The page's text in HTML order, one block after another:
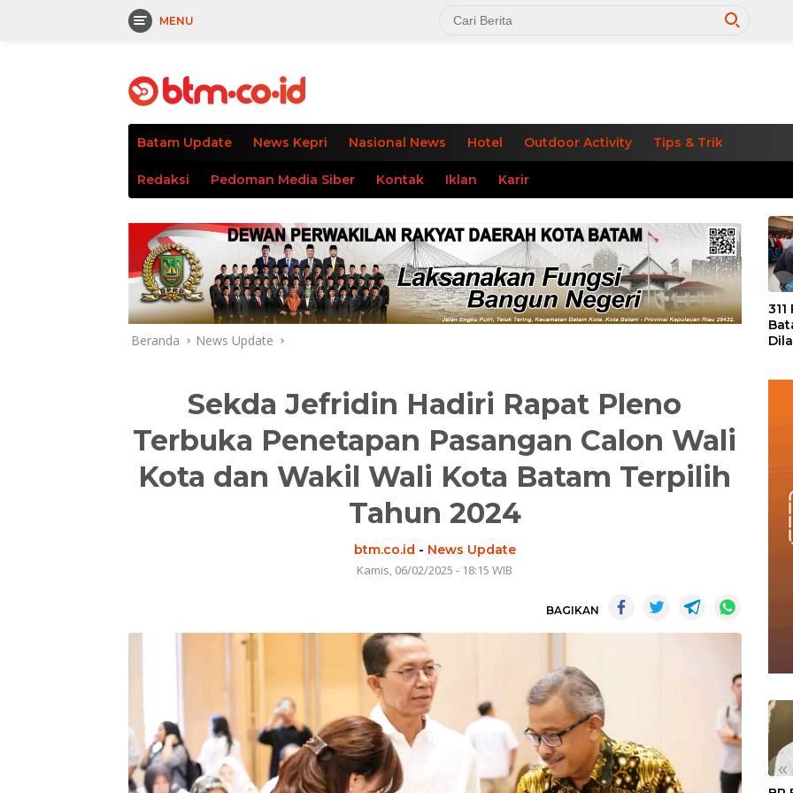
MENU
Batam Update News Kepri Nasional News Hotel Outdoor Activity Tips & Trik
Redaksi Pedoman Media Siber Kontak Iklan Karir
Beranda News Update
Sekda Jefridin Hadiri Rapat Pleno
Terbuka Penetapan Pasangan Calon Wali
Kota dan Wakil Wali Kota Batam Terpilih
Tahun 2024
btm.co.id - News Update
Kamis, 06/02/2025 - 18:15 WIB
BAGIKAN
«
«